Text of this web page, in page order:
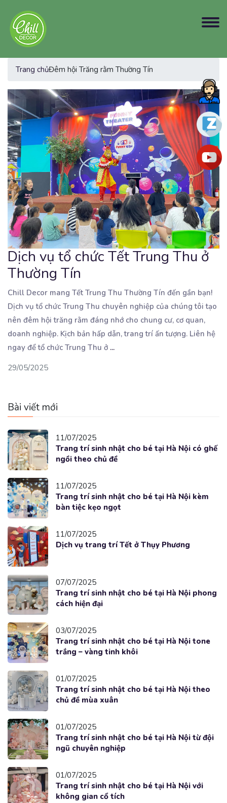
Trang chủĐêm hội Trăng rằm Thường Tín
Dịch vụ tổ chức Tết Trung Thu ở
Thường Tín
Chill Decor mang Tết Trung Thu Thường Tín đến gần bạn!
Dịch vụ tổ chức Trung Thu chuyên nghiệp của chúng tôi tạo
nên đêm hội trăng rằm đáng nhớ cho chung cư, cơ quan,
doanh nghiệp. Kịch bản hấp dẫn, trang trí ấn tượng. Liên hệ
ngay để tổ chức Trung Thu ở ...
29/05/2025
Bài viết mới
11/07/2025
Trang trí sinh nhật cho bé tại Hà Nội có ghế
ngồi theo chủ đề
11/07/2025
Trang trí sinh nhật cho bé tại Hà Nội kèm
bàn tiệc kẹo ngọt
11/07/2025
Dịch vụ trang trí Tết ở Thụy Phương
07/07/2025
Trang trí sinh nhật cho bé tại Hà Nội phong
cách hiện đại
03/07/2025
Trang trí sinh nhật cho bé tại Hà Nội tone
trắng – vàng tinh khôi
01/07/2025
Trang trí sinh nhật cho bé tại Hà Nội theo
chủ đề mùa xuân
01/07/2025
Trang trí sinh nhật cho bé tại Hà Nội từ đội
ngũ chuyên nghiệp
01/07/2025
Trang trí sinh nhật cho bé tại Hà Nội với
không gian cổ tích